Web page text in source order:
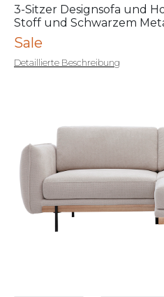
3-Sitzer Designsofa und
Stoff und Schwarzem
Sale
Detaillierte Beschreibung